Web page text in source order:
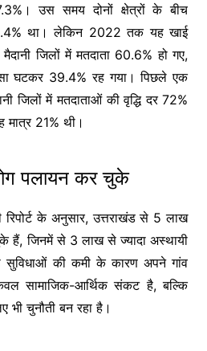
उस समय दोनों क्षेत्रों के बीच
था। लेकिन 2022 तक यह खाई
जिलों में मतदाता 60.6% हो गए,
घटकर 39.4% रह गया। पिछले एक
जिलों में मतदाताओं की वृद्धि दर 72%
मात्र 21% थी।
पलायन कर चुके
के अनुसार, उत्तराखंड से 5 लाख
हैं, जिनमें से 3 लाख से ज्यादा अस्थायी
सुविधाओं की कमी के कारण अपने गांव
सामाजिक-आर्थिक संकट है, बल्कि
भी चुनौती बन रहा है।